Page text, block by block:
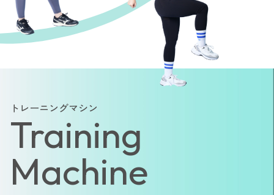
トレーニングマシン
Training
Machine